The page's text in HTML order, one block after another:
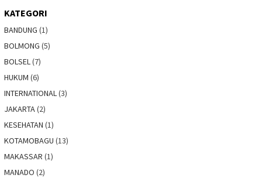
KATEGORI
BANDUNG (1)
BOLMONG (5)
BOLSEL(7)
HUKUM (6)
INTERNATIONAL(3)
JAKARTA(2)
KESEHATAN (1)
KOTAMOBAGU (13)
MAKASSAR (1)
MANADO (2)